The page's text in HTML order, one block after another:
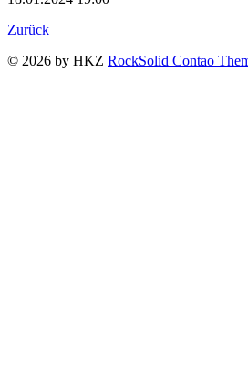
Zurück
© 2026 by HKZ RockSolid Contao